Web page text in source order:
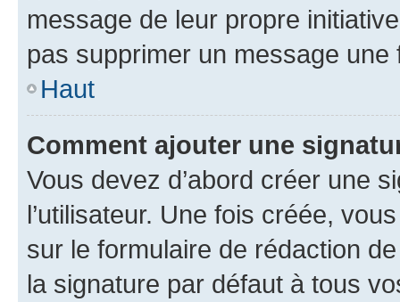
message de leur propre
pas supprimer un message une
Haut
Comment ajouter une
Vous devez d’abord créer une
l’utilisateur. Une fois créée,
sur le formulaire de rédaction
la signature par défaut à tous